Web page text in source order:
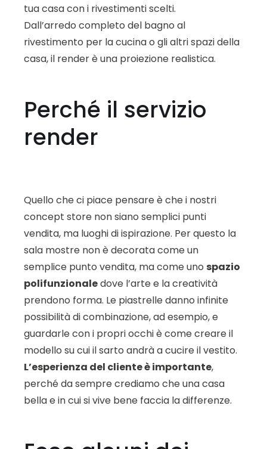
tua casa con i rivestimenti scelti.
Dall’arredo completo del bagno al
rivestimento per la cucina o gli altri spazi della
casa, il render è una proiezione realistica.
Perché il servizio
render
Quello che ci piace pensare è che i nostri
concept store non siano semplici punti
vendita, ma luoghi di ispirazione. Per questo la
sala mostre non è decorata come un
semplice punto vendita, ma come uno spazio
polifunzionaledove l’arte e la creatività
prendono forma. Le piastrelle danno infinite
possibilità di combinazione, ad esempio, e
guardarle con i propri occhi è come creare il
modello su cui il sarto andrà a cucire il vestito.
L’esperienza del cliente è importante,
perché da sempre crediamo che una casa
bella e in cui si vive bene faccia la differenze.